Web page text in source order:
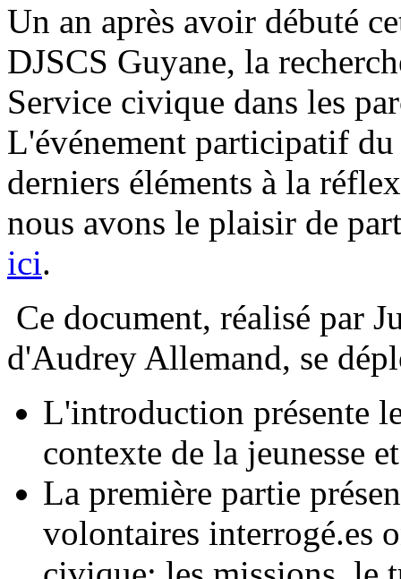
Un an après avoir débuté
DJSCS Guyane, la
Service civique dans les
L'événement participatif
derniers éléments à la
nous avons le plaisir de
ici.
Ce document, réalisé par
d'Audrey Allemand, se
L'introduction présente
contexte de la jeunesse
La première partie
volontaires interrogé.es